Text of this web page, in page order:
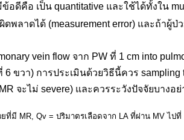
ข้อดีคือ เป็น quantitative และใช้ได้ทั้งใน
ลาดได้ (measurement error) และถ้าผู้
vein flow จาก PW ที่ 1 cm into
ขวา) การประเมินด้วยวิธีนี้ควร
จะไม่ severe) และควรระวังปัจจัยบางอ
มี MR, Qv = ปริมาตรเลือดจาก LA ที่ผ่าน MV ไปที่